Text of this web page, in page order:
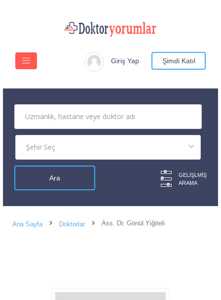
Giriş Yap Şimdi Katıl
GELIŞLMIŞ
ARAMA
Ana Sayfa Doktorlar Ass. Dr. Gönül Yiğiteli